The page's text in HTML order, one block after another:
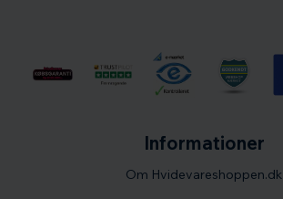
Informationer
Om Hvidevareshoppen.dk